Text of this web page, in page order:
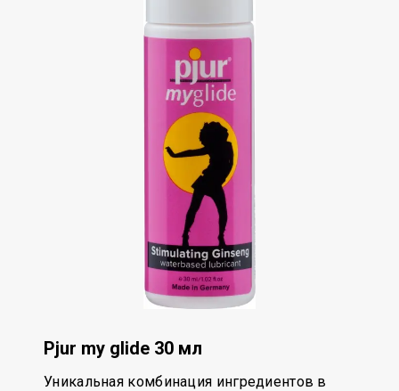
Pjur my glide 30 мл
Уникальная комбинация ингредиентов в